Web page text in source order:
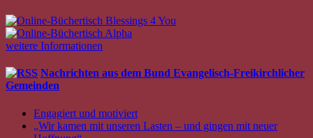
weitere Informationen
Nachrichten aus dem Bund Evangelisch-Freikirchlicher
Gemeinden
Engagiert und motiviert
„Wir kamen mit unseren Lasten – und gingen mit neuer